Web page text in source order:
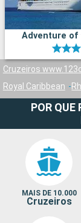
Adventure of
Cruzeiros
Royal Caribbean
POR QUE
MAIS DE 10.000
Cruzeiros